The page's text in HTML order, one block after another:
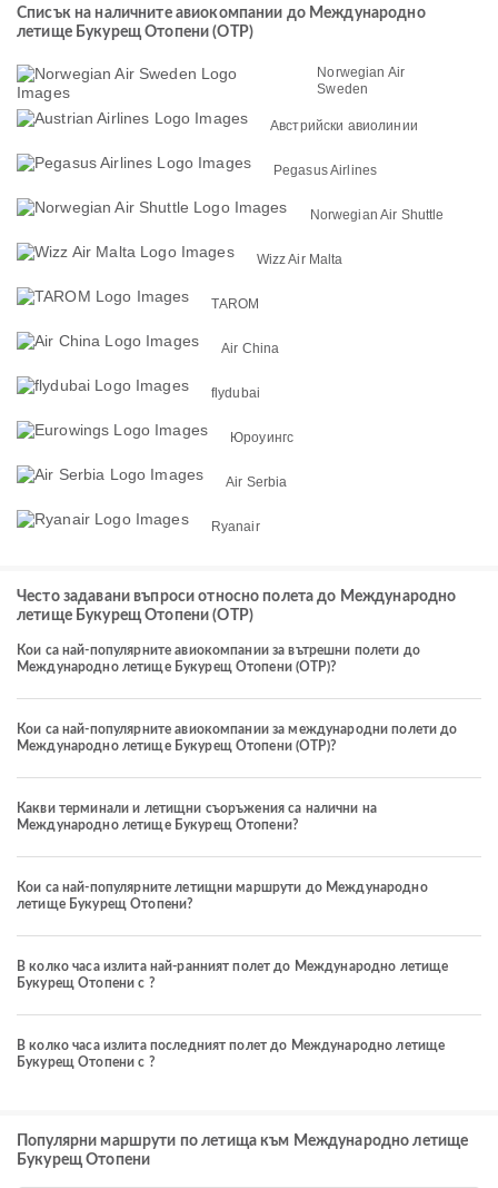
Списък на наличните авиокомпании до Международно
летище Букурещ Отопени (OTP)
Norwegian Air
Sweden
Австрийски авиолинии
Pegasus Airlines
Norwegian Air Shuttle
Wizz Air Malta
TAROM
Air China
flydubai
Юроуингс
Air Serbia
Ryanair
Често задавани въпроси относно полета до Международно
летище Букурещ Отопени (OTP)
Кои са най-популярните авиокомпании за вътрешни полети до
Международно летище Букурещ Отопени (OTP)?
Кои са най-популярните авиокомпании за международни полети до
Международно летище Букурещ Отопени (OTP)?
Какви терминали и летищни съоръжения са налични на
Международно летище Букурещ Отопени?
Кои са най-популярните летищни маршрути до Международно
летище Букурещ Отопени?
В колко часа излита най-ранният полет до Международно летище
Букурещ Отопени с ?
В колко часа излита последният полет до Международно летище
Букурещ Отопени с ?
Популярни маршрути по летища към Международно летище
Букурещ Отопени